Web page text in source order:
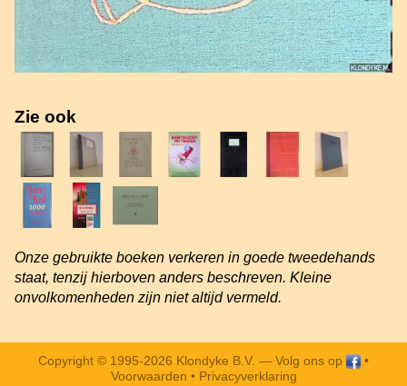
Zie ook
Onze gebruikte boeken verkeren in goede tweedehands
staat, tenzij hierboven anders beschreven. Kleine
onvolkomenheden zijn niet altijd vermeld.
Copyright © 1995-2026 Klondyke B.V. — Volg ons op
•
Voorwaarden • Privacyverklaring